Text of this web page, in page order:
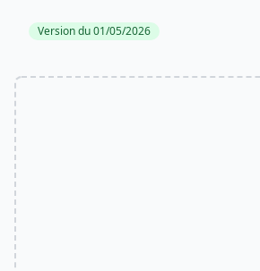
Version du 01/05/2026